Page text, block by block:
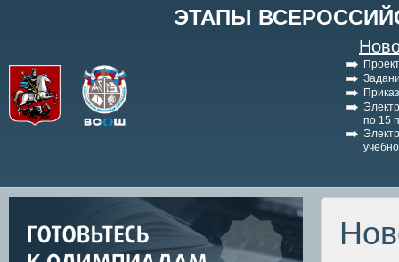
ЭТАПЫ
по 15